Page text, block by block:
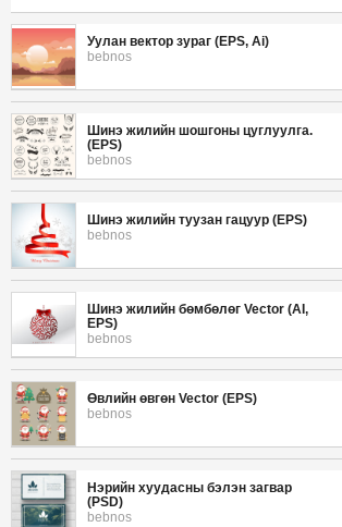
Уулан вектор зураг (EPS, Ai)
bebnos
Шинэ жилийн шошгоны цуглуулга.
(EPS)
bebnos
Шинэ жилийн туузан гацуур (EPS)
bebnos
Шинэ жилийн бөмбөлөг Vector (AI,
EPS)
bebnos
Өвлийн өвгөн Vector (EPS)
bebnos
Нэрийн хуудасны бэлэн загвар
(PSD)
bebnos